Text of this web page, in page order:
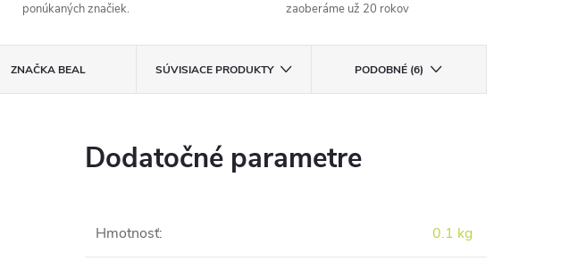
ponúkaných značiek.
zaoberáme už 20 rokov
ZNAČKA BEAL SÚVISIACE PRODUKTY PODOBNÉ (6)
Dodatočné parametre
Hmotnosť: 0.1 kg